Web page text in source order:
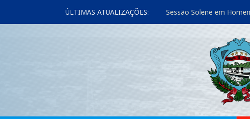
ÚLTIMAS ATUALIZAÇÕES: Sessão Solene em